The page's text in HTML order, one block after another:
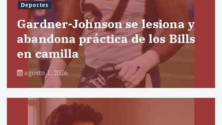
Deportes
Gardner-Johnson se lesiona y
abandona práctica de los Bills
en camilla
agosto 1, 2026